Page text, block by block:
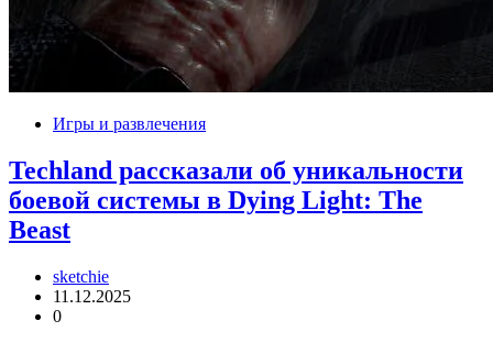
Игры и развлечения
Techland рассказали об уникальности
боевой системы в Dying Light: The
Beast
sketchie
11.12.2025
0